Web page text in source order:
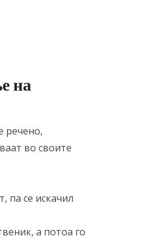
на
речено,
во своите
па се искачил
а потоа го